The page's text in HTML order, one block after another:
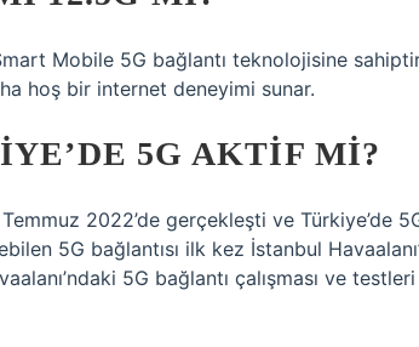
Mobile 5G bağlantı teknolojisine
hoş bir internet deneyimi sunar.
5G AKTIF MI?
2022’de gerçekleşti ve Türkiye’de
5G bağlantısı ilk kez İstanbul
5G bağlantı çalışması ve